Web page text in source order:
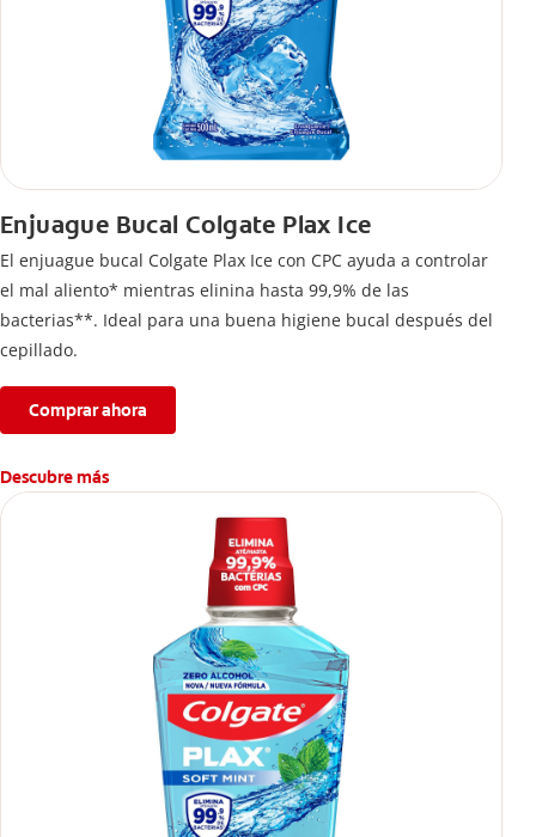
Enjuague Bucal Colgate Plax Ice
El enjuague bucal Colgate Plax Ice con CPC ayuda a controlar
el mal aliento* mientras elinina hasta 99,9% de las
bacterias**. Ideal para una buena higiene bucal después del
cepillado.
Comprar ahora
Descubre más